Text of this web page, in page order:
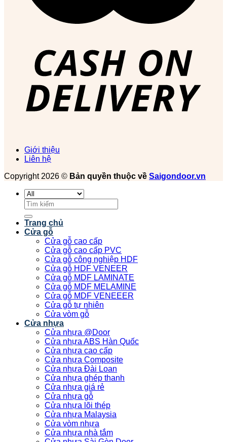
Giới thiệu
Liên hệ
Copyright 2026 © Bản quyền thuộc về Saigondoor.vn
Tìm
kiếm:
Trang chủ
Cửa gỗ
Cửa gỗ cao cấp
Cửa gỗ cao cấp PVC
Cửa gỗ công nghiệp HDF
Cửa gỗ HDF VENEER
Cửa gỗ MDF LAMINATE
Cửa gỗ MDF MELAMINE
Cửa gỗ MDF VENEEER
Cửa gỗ tự nhiên
Cửa vòm gỗ
Cửa nhựa
Cửa nhựa @Door
Cửa nhựa ABS Hàn Quốc
Cửa nhựa cao cấp
Cửa nhựa Composite
Cửa nhựa Đài Loan
Cửa nhựa ghép thanh
Cửa nhựa giá rẻ
Cửa nhựa gỗ
Cửa nhựa lõi thép
Cửa nhựa Malaysia
Cửa vòm nhựa
Cửa nhựa nhà tắm